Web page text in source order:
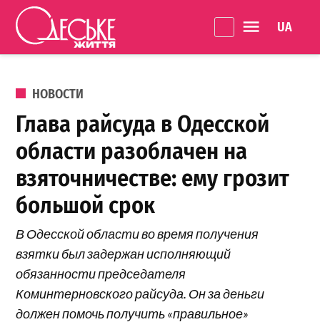
Перейти к содержанию
життя
ОПУБЛИКОВАНО В
НОВОСТИ
Глава райсуда в Одесской
области разоблачен на
взяточничестве: ему грозит
большой срок
В Одесской области во время получения
взятки был задержан исполняющий
обязанности председателя
Коминтерновского райсуда. Он за деньги
должен помочь получить «правильное»